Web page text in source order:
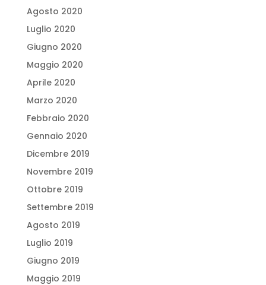
Agosto 2020
Luglio 2020
Giugno 2020
Maggio 2020
Aprile 2020
Marzo 2020
Febbraio 2020
Gennaio 2020
Dicembre 2019
Novembre 2019
Ottobre 2019
Settembre 2019
Agosto 2019
Luglio 2019
Giugno 2019
Maggio 2019